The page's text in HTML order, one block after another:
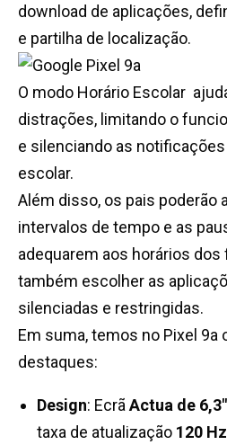
download de aplicações,
e partilha de localização.
O modo Horário Escolar
distrações, limitando o
e silenciando as
escolar.
Além disso, os pais poderão
intervalos de tempo e as
adequarem aos horários
também escolher as
silenciadas e restringidas.
Em suma, temos no Pixel 9a
destaques:
Design: EcrãActua de 6,3″
taxa de atualização 120 Hz